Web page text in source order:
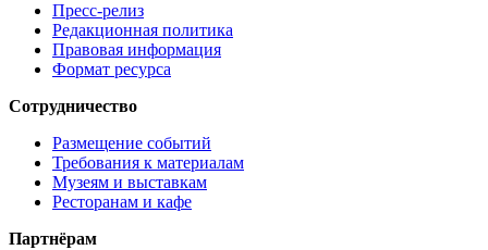
Пресс-релиз
Редакционная политика
Правовая информация
Формат ресурса
Сотрудничество
Размещение событий
Требования к материалам
Музеям и выставкам
Ресторанам и кафе
Партнёрам